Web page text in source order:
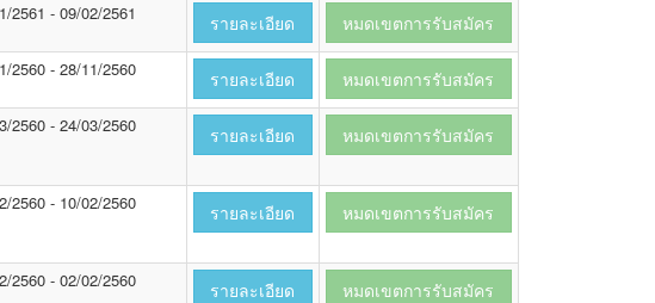
2561 - 09/02/2561 รายละเอียด หมดเขตการรับสมัคร
2560 - 28/11/2560 รายละเอียด หมดเขตการรับสมัคร
2560 - 24/03/2560 รายละเอียด หมดเขตการรับสมัคร
2560 - 10/02/2560 รายละเอียด หมดเขตการรับสมัคร
2560 - 02/02/2560 รายละเอียด หมดเขตการรับสมัคร